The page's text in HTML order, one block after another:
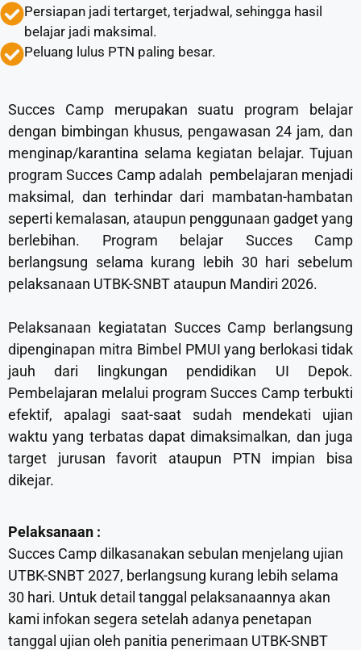
Persiapan jadi tertarget, terjadwal, sehingga hasil
belajar jadi maksimal.
⁠Peluang lulus PTN paling besar.
Succes Camp merupakan suatu program belajar
dengan bimbingan khusus, pengawasan 24 jam, dan
menginap/karantina selama kegiatan belajar. Tujuan
program Succes Camp adalah pembelajaran menjadi
maksimal, dan terhindar dari mambatan-hambatan
seperti kemalasan, ataupun penggunaan gadget yang
berlebihan. Program belajar Succes Camp
berlangsung selama kurang lebih 30 hari sebelum
pelaksanaan UTBK-SNBT ataupun Mandiri 2026.
Pelaksanaan kegiatatan Succes Camp berlangsung
dipenginapan mitra Bimbel PMUI yang berlokasi tidak
jauh dari lingkungan pendidikan UI Depok.
Pembelajaran melalui program Succes Camp terbukti
efektif, apalagi saat-saat sudah mendekati ujian
waktu yang terbatas dapat dimaksimalkan, dan juga
target jurusan favorit ataupun PTN impian bisa
dikejar.
Pelaksanaan :
Succes Camp dilkasanakan sebulan menjelang ujian
UTBK-SNBT 2027, berlangsung kurang lebih selama
30 hari. Untuk detail tanggal pelaksanaannya akan
kami infokan segera setelah adanya penetapan
tanggal ujian oleh panitia penerimaan UTBK-SNBT